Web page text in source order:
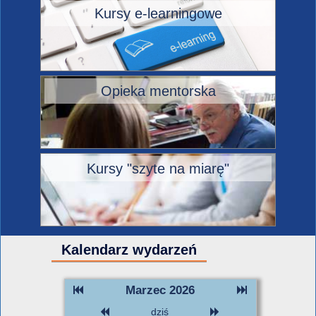
Kursy e-learningowe
Opieka mentorska
Kursy "szyte na miarę"
Kalendarz wydarzeń
Marzec 2026
dziś